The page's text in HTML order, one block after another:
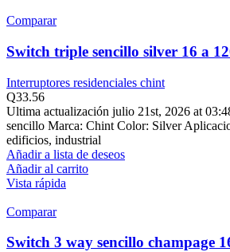
Comparar
Switch triple sencillo silver 16 a
Interruptores residenciales chint
Q33.56
Ultima actualización julio 21st, 2026 at
sencillo Marca: Chint Color: Silver
edificios, industrial
Añadir a lista de deseos
Añadir al carrito
Vista rápida
Comparar
Switch 3 way sencillo champage